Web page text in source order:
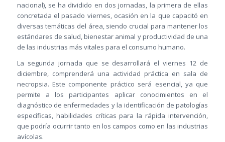
nacional), se ha dividido en dos jornadas, la primera de ellas
concretada el pasado viernes, ocasión en la que capacitó en
diversas temáticas del área, siendo crucial para mantener los
estándares de salud, bienestar animal y productividad de una
de las industrias más vitales para el consumo humano.
La segunda jornada que se desarrollará el viernes 12 de
diciembre, comprenderá una actividad práctica en sala de
necropsia. Este componente práctico será esencial, ya que
permite a los participantes aplicar conocimientos en el
diagnóstico de enfermedades y la identificación de patologías
específicas, habilidades críticas para la rápida intervención,
que podría ocurrir tanto en los campos como en las industrias
avícolas.